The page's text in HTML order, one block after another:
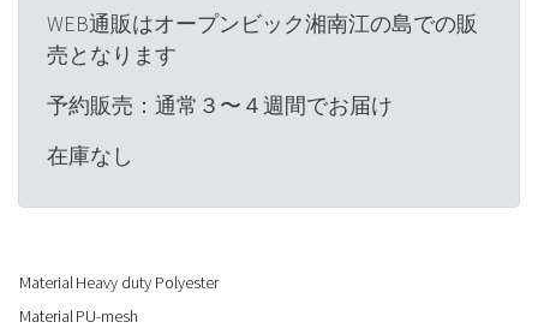
WEB通販はオープンビック湘南江の島での販
売となります
予約販売：通常３〜４週間でお届け
在庫なし
MaterialHeavy duty Polyester
MaterialPU-mesh